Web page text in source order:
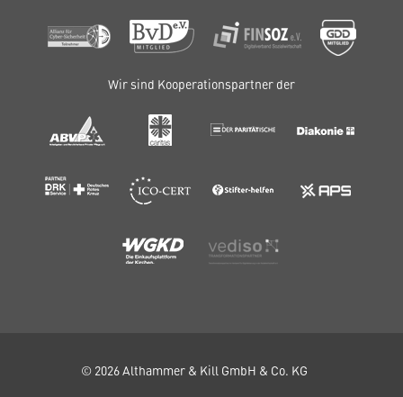
Wir sind Kooperationspartner der
© 2026 Althammer & Kill GmbH & Co. KG